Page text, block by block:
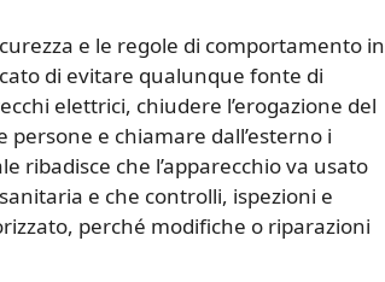
e le regole di comportamento in
di evitare qualunque fonte di
elettrici, chiudere l’erogazione del
e chiamare dall’esterno i
ribadisce che l’apparecchio va usato
e che controlli, ispezioni e
perché modifiche o riparazioni